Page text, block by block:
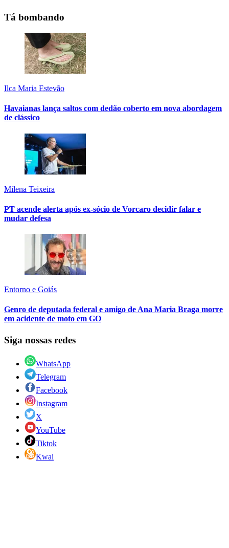
Tá bombando
Ilca Maria Estevão
Havaianas lança saltos com dedão coberto em nova abordagem
de clássico
Milena Teixeira
PT acende alerta após ex-sócio de Vorcaro decidir falar e
mudar defesa
Entorno e Goiás
Genro de deputada federal e amigo de Ana Maria Braga morre
em acidente de moto em GO
Siga nossas redes
WhatsApp
Telegram
Facebook
Instagram
X
YouTube
Tiktok
Kwai